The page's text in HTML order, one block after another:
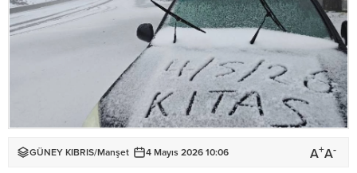
GÜNEY KIBRIS/Manşet 4 Mayıs 2026 10:06 A+A-